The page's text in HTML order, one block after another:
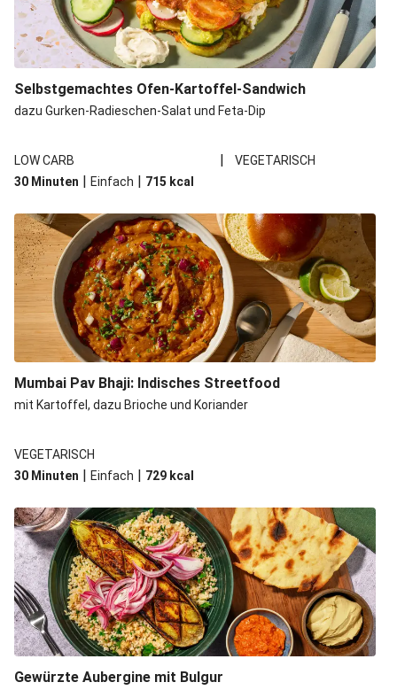
Selbstgemachtes Ofen-Kartoffel-Sandwich
dazu Gurken-Radieschen-Salat und Feta-Dip
LOW CARB |
VEGETARISCH
30 Minuten | Einfach | 715 kcal
Mumbai Pav Bhaji: Indisches Streetfood
mit Kartoffel, dazu Brioche und Koriander
VEGETARISCH
30 Minuten | Einfach | 729 kcal
Gewürzte Aubergine mit Bulgur